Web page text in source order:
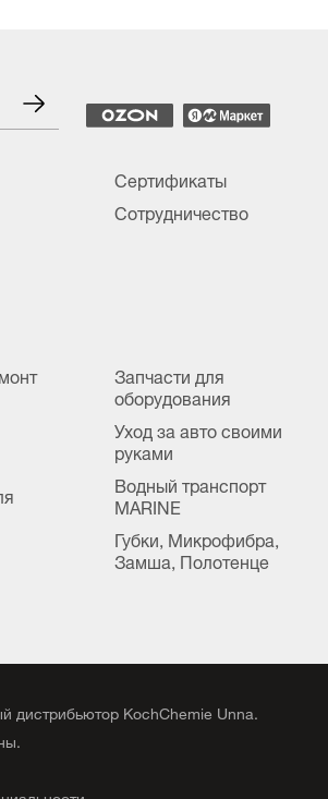
Сертификаты
Сотрудничество
Запчасти для
оборудования
Уход за авто своими
руками
Водный транспорт
MARINE
Губки, Микрофибра,
Замша, Полотенце
дистрибьютор KochChemie Unna.